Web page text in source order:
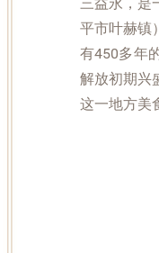
平市叶赫镇
有450多年
解放初期兴
这一地方美